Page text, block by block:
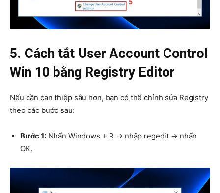
5. Cách tắt User Account Control
Win 10 bằng Registry Editor
Nếu cần can thiệp sâu hơn, bạn có thể chỉnh sửa Registry
theo các bước sau:
Bước 1: Nhấn Windows + R → nhập regedit → nhấn
OK.